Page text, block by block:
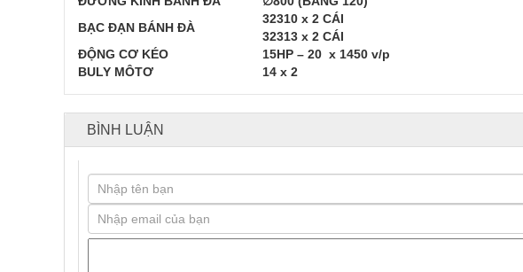
BẠC ĐẠN BÁNH ĐÀ
32310 x 2 CÁI
32313 x 2 CÁI
ĐỘNG CƠ KÉO
15HP – 20 x 1450 v/p
BULY MÔTƠ
14 x 2
BÌNH LUẬN